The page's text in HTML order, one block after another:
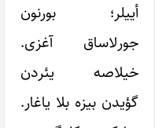
أییلر؛ بورنون
جورلاساق آغزی.
خیلاصه یئردن
گؤیدن بیزه بلا یاغار.